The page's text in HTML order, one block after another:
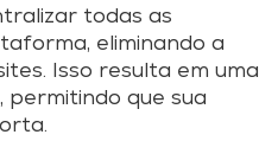
todas as
eliminando a
Isso resulta em uma
que sua